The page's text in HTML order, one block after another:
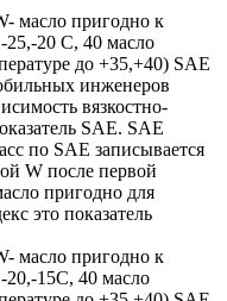
масло пригодно к
25,-20 С, 40 масло
до +35,+40) SAE
инженеров
вязкостно-
SAE. SAE
по SAE записывается
W после первой
пригодно для
это показатель
масло пригодно к
20,-15С, 40 масло